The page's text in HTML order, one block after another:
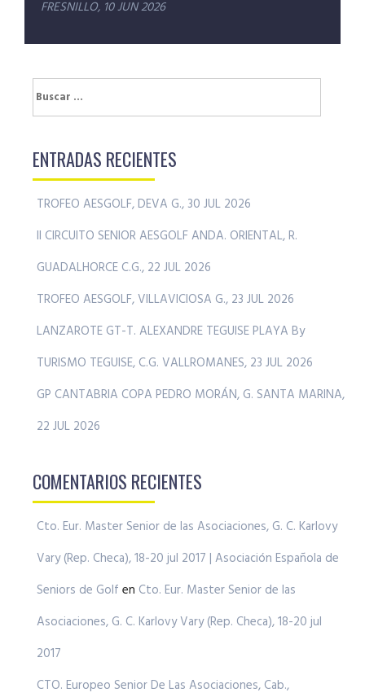
FRESNILLO, 10 JUN 2026
Buscar:
ENTRADAS RECIENTES
TROFEO AESGOLF, DEVA G., 30 JUL 2026
II CIRCUITO SENIOR AESGOLF ANDA. ORIENTAL, R.
GUADALHORCE C.G., 22 JUL 2026
TROFEO AESGOLF, VILLAVICIOSA G., 23 JUL 2026
LANZAROTE GT-T. ALEXANDRE TEGUISE PLAYA By
TURISMO TEGUISE, C.G. VALLROMANES, 23 JUL 2026
GP CANTABRIA COPA PEDRO MORÁN, G. SANTA MARINA,
22 JUL 2026
COMENTARIOS RECIENTES
Cto. Eur. Master Senior de las Asociaciones, G. C. Karlovy
Vary (Rep. Checa), 18-20 jul 2017 | Asociación Española de
Seniors de Golf en Cto. Eur. Master Senior de las
Asociaciones, G. C. Karlovy Vary (Rep. Checa), 18-20 jul
2017
CTO. Europeo Senior De Las Asociaciones, Cab.,